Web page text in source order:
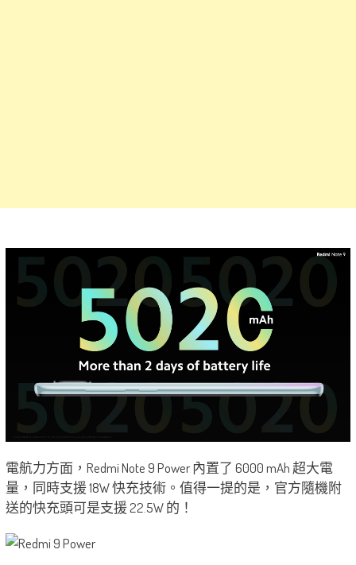
電航力方面，Redmi Note 9 Power 內置了 6000 mAh 超大電
量，同時支援 18W 快充技術。值得一提的是，官方隨機附
送的快充頭可是支援 22.5W 的！